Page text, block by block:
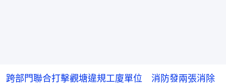
跨部門聯合打擊觀塘違規工廈單位 消防發兩張消除